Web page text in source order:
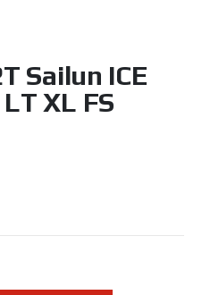
Sailun ICE
XL FS